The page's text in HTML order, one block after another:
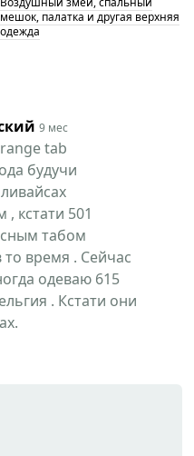
мешок, палатка и другая верхняя
одежда
9 мес
tab
будучи
кстати 501
табом
то время . Сейчас
одеваю 615
. Кстати они